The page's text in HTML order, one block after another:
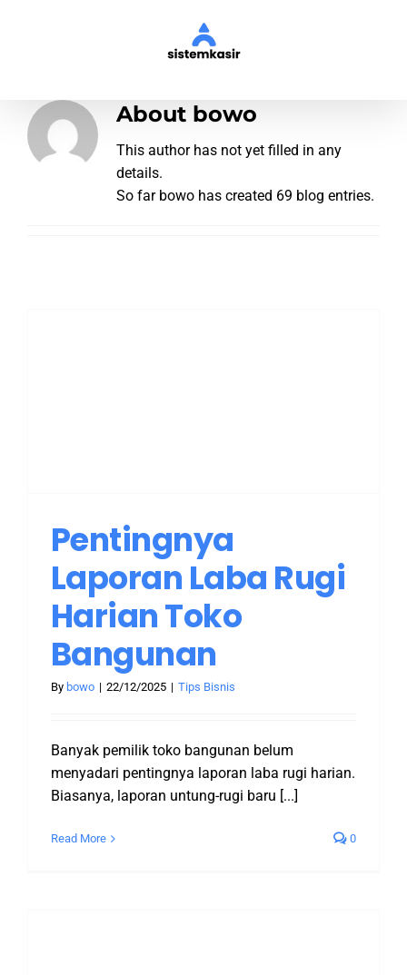
About bowo
This author has not yet filled in any
details.
So far bowo has created 69 blog entries.
Pentingnya
Laporan Laba Rugi
Harian Toko
Bangunan
By bowo | 22/12/2025 | Tips Bisnis
Banyak pemilik toko bangunan belum
menyadari pentingnya laporan laba rugi harian.
Biasanya, laporan untung-rugi baru [...]
Read More 0